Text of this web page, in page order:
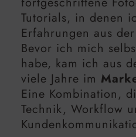
Tutorials, in denen
Erfahrungen aus
Bevor ich mich
habe, kam ich aus
viele Jahre im
Eine Kombination,
Technik, Workflow